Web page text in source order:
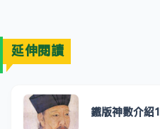
延伸閱讀
鐵版神數介紹1